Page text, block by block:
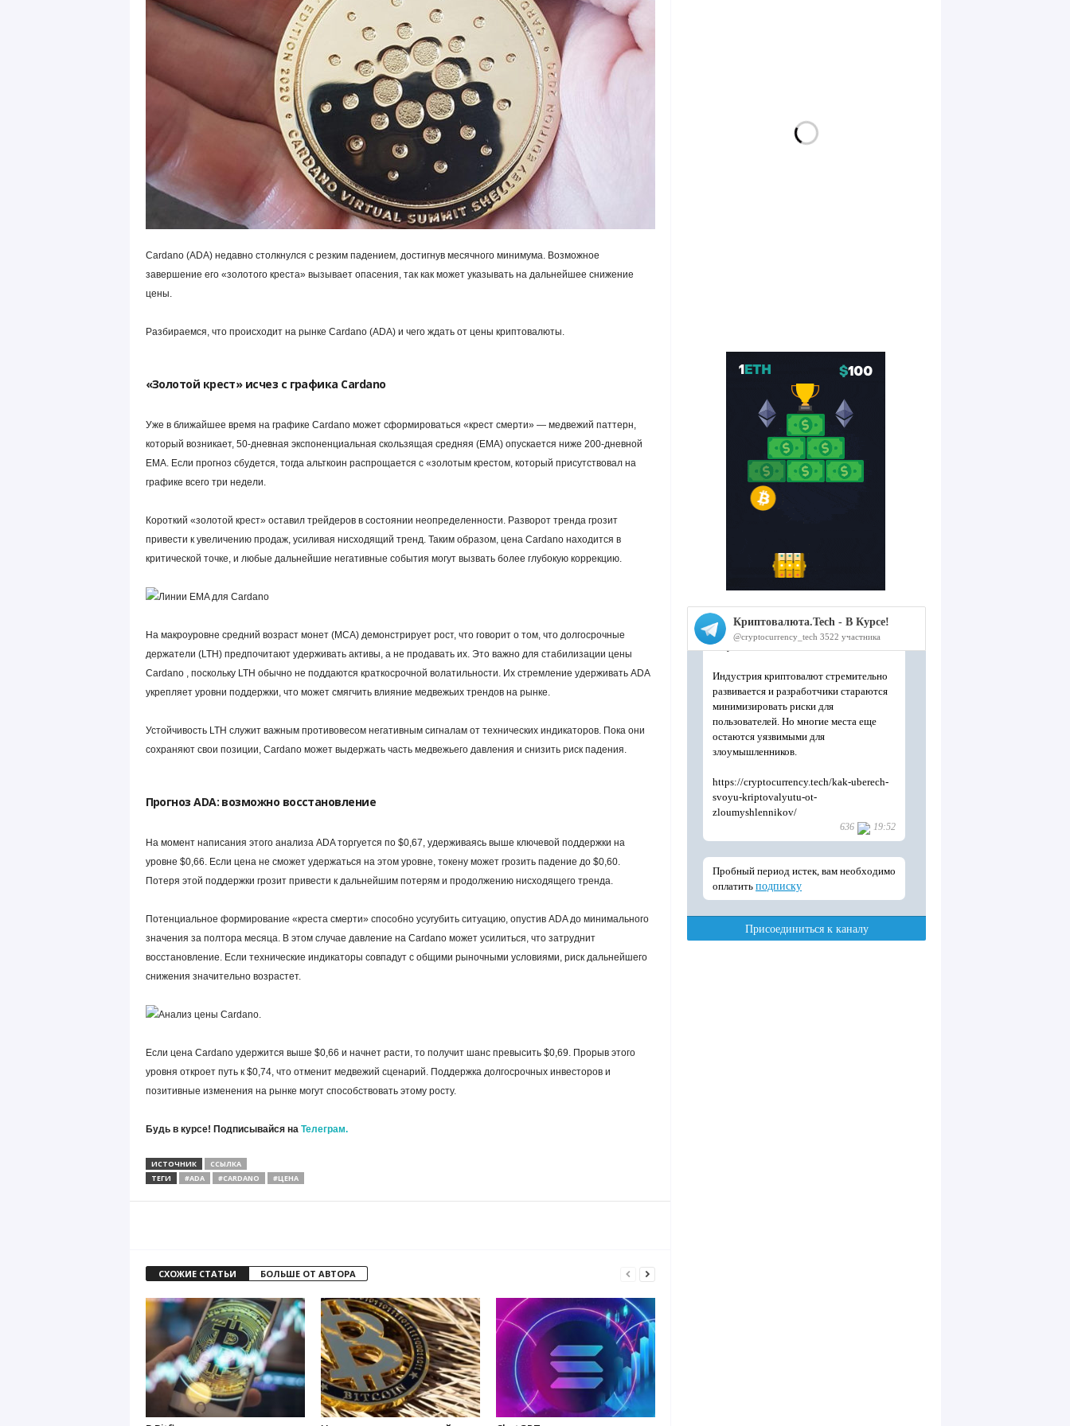
Cardano (ADA) недавно столкнулся с резким падением, достигнув месячного минимума. Возможное
завершение его «золотого креста» вызывает опасения, так как может указывать на дальнейшее снижение
цены.
Разбираемся, что происходит на рынке Cardano (ADA) и чего ждать от цены криптовалюты.
«Золотой крест» исчез с графика Cardano
Уже в ближайшее время на графике Cardano может сформироваться «крест смерти» — медвежий паттерн,
который возникает, 50-дневная экспоненциальная скользящая средняя (EMA) опускается ниже 200-дневной
EMA. Если прогноз сбудется, тогда альткоин распрощается с «золотым крестом, который присутствовал на
графике всего три недели.
Короткий «золотой крест» оставил трейдеров в состоянии неопределенности. Разворот тренда грозит
привести к увеличению продаж, усиливая нисходящий тренд. Таким образом, цена Cardano находится в
критической точке, и любые дальнейшие негативные события могут вызвать более глубокую коррекцию.
На макроуровне средний возраст монет (MCA) демонстрирует рост, что говорит о том, что долгосрочные
держатели (LTH) предпочитают удерживать активы, а не продавать их. Это важно для стабилизации цены
Cardano , поскольку LTH обычно не поддаются краткосрочной волатильности. Их стремление удерживать ADA
укрепляет уровни поддержки, что может смягчить влияние медвежьих трендов на рынке.
Устойчивость LTH служит важным противовесом негативным сигналам от технических индикаторов. Пока они
сохраняют свои позиции, Cardano может выдержать часть медвежьего давления и снизить риск падения.
Прогноз ADA: возможно восстановление
На момент написания этого анализа ADA торгуется по $0,67, удерживаясь выше ключевой поддержки на
уровне $0,66. Если цена не сможет удержаться на этом уровне, токену может грозить падение до $0,60.
Потеря этой поддержки грозит привести к дальнейшим потерям и продолжению нисходящего тренда.
Потенциальное формирование «креста смерти» способно усугубить ситуацию, опустив ADA до минимального
значения за полтора месяца. В этом случае давление на Cardano может усилиться, что затруднит
восстановление. Если технические индикаторы совпадут с общими рыночными условиями, риск дальнейшего
снижения значительно возрастет.
Если цена Cardano удержится выше $0,66 и начнет расти, то получит шанс превысить $0,69. Прорыв этого
уровня откроет путь к $0,74, что отменит медвежий сценарий. Поддержка долгосрочных инвесторов и
позитивные изменения на рынке могут способствовать этому росту.
Будь в курсе! Подписывайся на Телеграм.
ИСТОЧНИК
ССЫЛКА
ТЕГИ
#ADA #CARDANO #ЦЕНА
СХОЖИЕ СТАТЬИ БОЛЬШЕ ОТ АВТОРА